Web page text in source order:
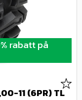
rabatt på
11 (6PR) TL